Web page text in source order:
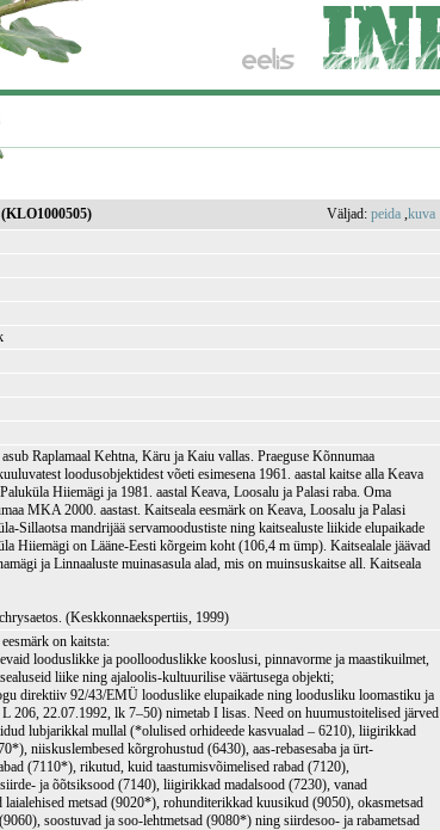
Väljad:peida ,kuva
Raplamaal Kehtna, Käru ja Kaiu vallas. Praeguse Kõnnumaa
loodusobjektidest võeti esimesena 1961. aastal kaitse alla Keava
Hiiemägi ja 1981. aastal Keava, Loosalu ja Palasi raba. Oma
MKA 2000. aastast. Kaitseala eesmärk on Keava, Loosalu ja Palasi
Sillaotsa mandrijää servamoodustiste ning kaitsealuste liikide elupaikade
Hiiemägi on Lääne-Eesti kõrgeim koht (106,4 m ümp). Kaitsealale jäävad
ja Linnaaluste muinasasula alad, mis on muinsuskaitse all. Kaitseala
(Keskkonnaekspertiis, 1999)
on kaitsta:
looduslikke ja poollooduslikke kooslusi, pinnavorme ja maastikuilmet,
liike ning ajaloolis-kultuurilise väärtusega objekti;
direktiiv 92/43/EMÜ looduslike elupaikade ning loodusliku loomastiku ja
206, 22.07.1992, lk 7–50) nimetab I lisas. Need on huumustoitelised järved
lubjarikkal mullal (*olulised orhideede kasvualad – 6210), liigirikkad
niiskuslembesed kõrgrohustud (6430), aas-rebasesaba ja ürt-
(7110*), rikutud, kuid taastumisvõimelised rabad (7120),
ja õõtsiksood (7140), liigirikkad madalsood (7230), vanad
laialehised metsad (9020*), rohunditerikkad kuusikud (9050), okasmetsad
soostuvad ja soo-lehtmetsad (9080*) ning siirdesoo- ja rabametsad